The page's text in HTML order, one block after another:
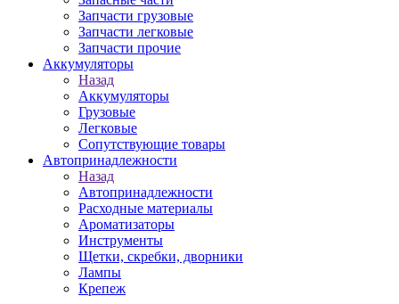
Запчасти грузовые
Запчасти легковые
Запчасти прочие
Аккумуляторы
Назад
Аккумуляторы
Грузовые
Легковые
Сопутствующие товары
Автопринадлежности
Назад
Автопринадлежности
Расходные материалы
Ароматизаторы
Инструменты
Щетки, скребки, дворники
Лампы
Крепеж